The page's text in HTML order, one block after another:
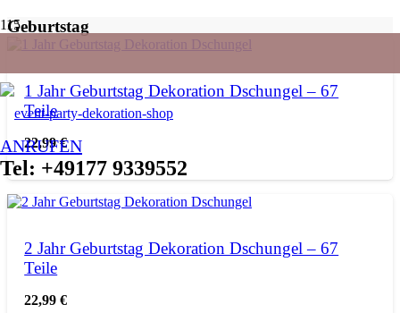
ANRUFEN
Tel: +49177 9339552
Geburtstag
1 Jahr Geburtstag Dekoration Dschungel – 67
Teile
22,99€
2 Jahr Geburtstag Dekoration Dschungel – 67
Teile
22,99€